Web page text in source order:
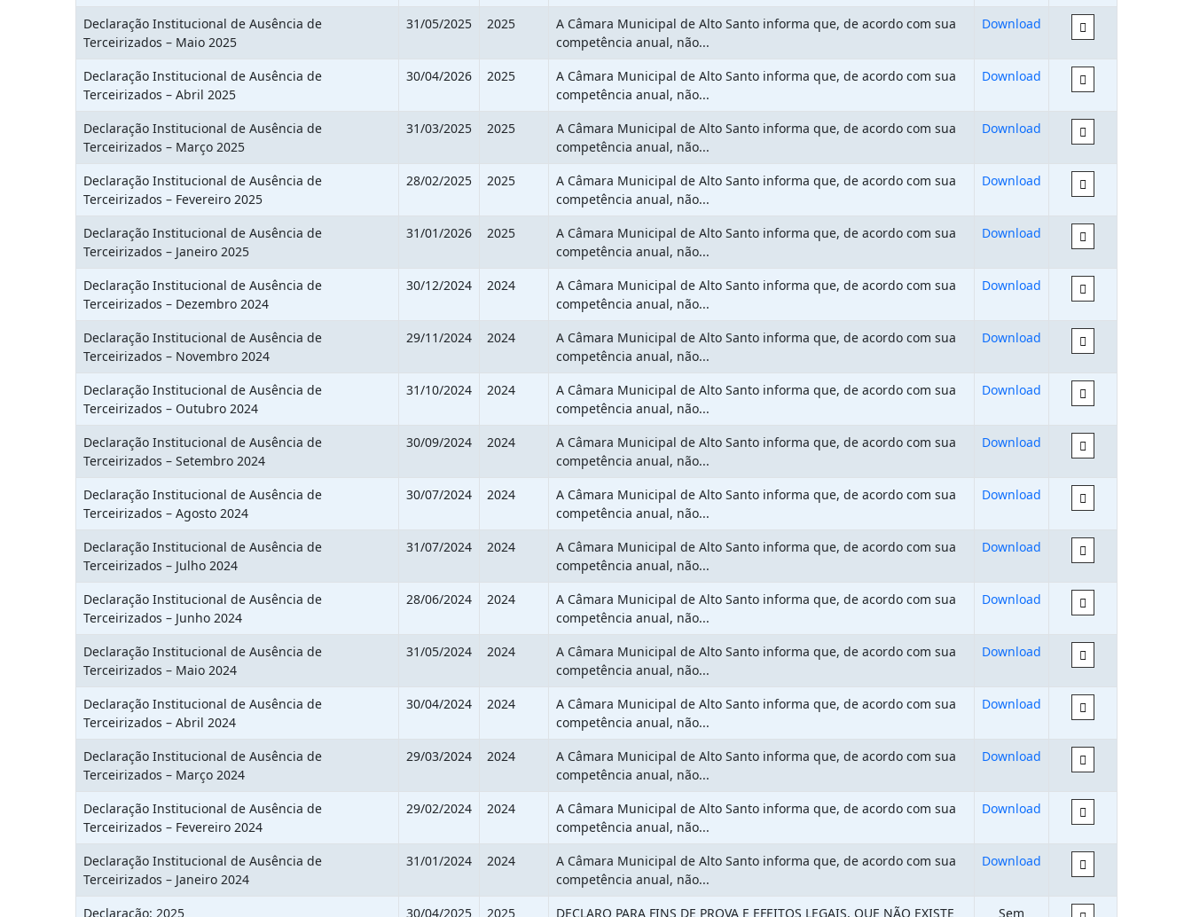
Declaração Institucional de Ausência de
Terceirizados – Maio 2025
31/05/2025 2025
A Câmara Municipal de Alto Santo informa que, de acordo com sua
competência anual, não...
Download
Declaração Institucional de Ausência de
Terceirizados – Abril 2025
30/04/2026 2025
A Câmara Municipal de Alto Santo informa que, de acordo com sua
competência anual, não...
Download
Declaração Institucional de Ausência de
Terceirizados – Março 2025
31/03/2025 2025
A Câmara Municipal de Alto Santo informa que, de acordo com sua
competência anual, não...
Download
Declaração Institucional de Ausência de
Terceirizados – Fevereiro 2025
28/02/2025 2025
A Câmara Municipal de Alto Santo informa que, de acordo com sua
competência anual, não...
Download
Declaração Institucional de Ausência de
Terceirizados – Janeiro 2025
31/01/2026 2025
A Câmara Municipal de Alto Santo informa que, de acordo com sua
competência anual, não...
Download
Declaração Institucional de Ausência de
Terceirizados – Dezembro 2024
30/12/2024 2024
A Câmara Municipal de Alto Santo informa que, de acordo com sua
competência anual, não...
Download
Declaração Institucional de Ausência de
Terceirizados – Novembro 2024
29/11/2024 2024
A Câmara Municipal de Alto Santo informa que, de acordo com sua
competência anual, não...
Download
Declaração Institucional de Ausência de
Terceirizados – Outubro 2024
31/10/2024 2024
A Câmara Municipal de Alto Santo informa que, de acordo com sua
competência anual, não...
Download
Declaração Institucional de Ausência de
Terceirizados – Setembro 2024
30/09/2024 2024
A Câmara Municipal de Alto Santo informa que, de acordo com sua
competência anual, não...
Download
Declaração Institucional de Ausência de
Terceirizados – Agosto 2024
30/07/2024 2024
A Câmara Municipal de Alto Santo informa que, de acordo com sua
competência anual, não...
Download
Declaração Institucional de Ausência de
Terceirizados – Julho 2024
31/07/2024 2024
A Câmara Municipal de Alto Santo informa que, de acordo com sua
competência anual, não...
Download
Declaração Institucional de Ausência de
Terceirizados – Junho 2024
28/06/2024 2024
A Câmara Municipal de Alto Santo informa que, de acordo com sua
competência anual, não...
Download
Declaração Institucional de Ausência de
Terceirizados – Maio 2024
31/05/2024 2024
A Câmara Municipal de Alto Santo informa que, de acordo com sua
competência anual, não...
Download
Declaração Institucional de Ausência de
Terceirizados – Abril 2024
30/04/2024 2024
A Câmara Municipal de Alto Santo informa que, de acordo com sua
competência anual, não...
Download
Declaração Institucional de Ausência de
Terceirizados – Março 2024
29/03/2024 2024
A Câmara Municipal de Alto Santo informa que, de acordo com sua
competência anual, não...
Download
Declaração Institucional de Ausência de
Terceirizados – Fevereiro 2024
29/02/2024 2024
A Câmara Municipal de Alto Santo informa que, de acordo com sua
competência anual, não...
Download
Declaração Institucional de Ausência de
Terceirizados – Janeiro 2024
31/01/2024 2024
A Câmara Municipal de Alto Santo informa que, de acordo com sua
competência anual, não...
Download
Declaração: 2025 30/04/2025 2025
DECLARO PARA FINS DE PROVA E EFEITOS LEGAIS, QUE NÃO EXISTE
Sem